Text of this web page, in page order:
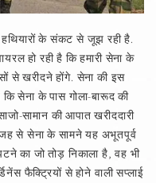
के संकट से जूझ रही है.
हो रही है कि हमारी सेना के
से खरीदने होंगे. सेना की इस
सेना के पास गोला-बारूद की
सामान की आपात खरीददारी
से सेना के सामने यह अभूतपूर्व
का जो तोड़ निकाला है, वह भी
फैक्ट्रियों से होने वाली सप्लाई